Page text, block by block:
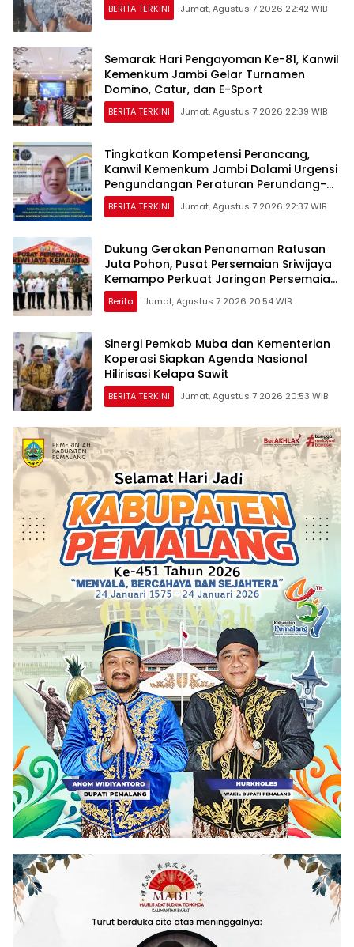
BERITA TERKINI Jumat, Agustus 7 2026 22:42 WIB
Semarak Hari Pengayoman Ke-81, Kanwil
Kemenkum Jambi Gelar Turnamen
Domino, Catur, dan E-Sport
BERITA TERKINI Jumat, Agustus 7 2026 22:39 WIB
Tingkatkan Kompetensi Perancang,
Kanwil Kemenkum Jambi Dalami Urgensi
Pengundangan Peraturan Perundang-
undangan
BERITA TERKINI Jumat, Agustus 7 2026 22:37 WIB
Dukung Gerakan Penanaman Ratusan
Juta Pohon, Pusat Persemaian Sriwijaya
Kemampo Perkuat Jaringan Persemaian
Nasional*
Berita Jumat, Agustus 7 2026 20:54 WIB
Sinergi Pemkab Muba dan Kementerian
Koperasi Siapkan Agenda Nasional
Hilirisasi Kelapa Sawit
BERITA TERKINI Jumat, Agustus 7 2026 20:53 WIB